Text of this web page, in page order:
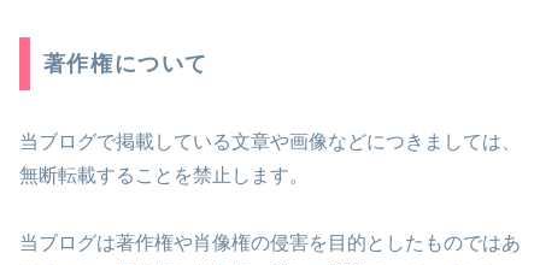
著作権について
当ブログで掲載している文章や画像などにつきましては、
無断転載することを禁止します。
当ブログは著作権や肖像権の侵害を目的としたものではあ